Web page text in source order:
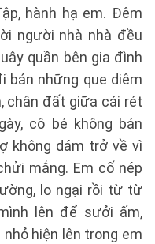
hành hạ em. Đêm
người nhà nhà đều
quần bên gia đình
bán những que diêm
chân đất giữa cái rét
cô bé không bán
không dám trở về vì
mắng. Em cố nép
lo ngại rồi từ từ
lên để sưởi ấm,
hiện lên trong em